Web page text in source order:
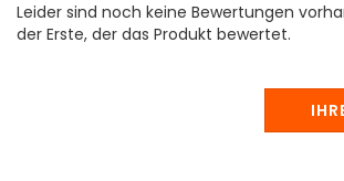
Leider sind noch keine Bewertungen
der Erste, der das Produkt bewertet.